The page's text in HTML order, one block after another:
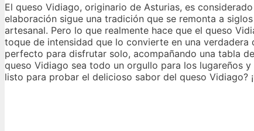
El queso Vidiago, originario de Asturias, es
elaboración sigue una tradición que se remonta a
artesanal. Pero lo que realmente hace que el queso
toque de intensidad que lo convierte en una
perfecto para disfrutar solo, acompañando una tabla
queso Vidiago sea todo un orgullo para los lugareños
listo para probar el delicioso sabor del queso